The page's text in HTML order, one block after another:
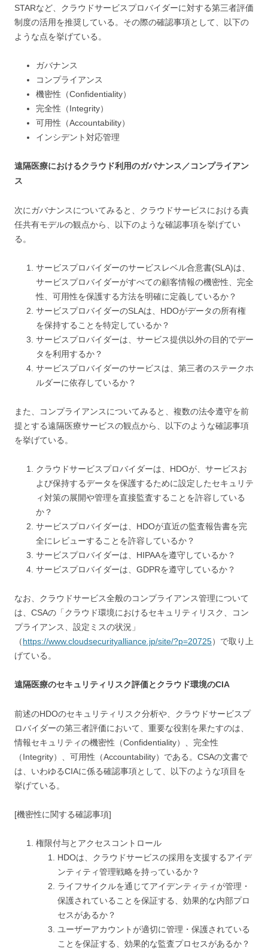
STARなど、クラウドサービスプロバイダーに対する第三者評価
制度の活用を推奨している。その際の確認事項として、以下の
ような点を挙げている。
ガバナンス
コンプライアンス
機密性（Confidentiality）
完全性（Integrity）
可用性（Accountability）
インシデント対応管理
遠隔医療におけるクラウド利用のガバナンス／コンプライアン
ス
次にガバナンスについてみると、クラウドサービスにおける責
任共有モデルの観点から、以下のような確認事項を挙げてい
る。
サービスプロバイダーのサービスレベル合意書(SLA)は、
サービスプロバイダーがすべての顧客情報の機密性、完全
性、可用性を保護する方法を明確に定義しているか？
サービスプロバイダーのSLAは、HDOがデータの所有権
を保持することを特定しているか？
サービスプロバイダーは、サービス提供以外の目的でデー
タを利用するか？
サービスプロバイダーのサービスは、第三者のステークホ
ルダーに依存しているか？
また、コンプライアンスについてみると、複数の法令遵守を前
提とする遠隔医療サービスの観点から、以下のような確認事項
を挙げている。
クラウドサービスプロバイダーは、HDOが、サービスお
よび保持するデータを保護するために設定したセキュリテ
ィ対策の展開や管理を直接監査することを許容している
か？
サービスプロバイダーは、HDOが直近の監査報告書を完
全にレビューすることを許容しているか？
サービスプロバイダーは、HIPAAを遵守しているか？
サービスプロバイダーは、GDPRを遵守しているか？
なお、クラウドサービス全般のコンプライアンス管理について
は、CSAの「クラウド環境におけるセキュリティリスク、コン
プライアンス、設定ミスの状況」
（https://www.cloudsecurityalliance.jp/site/?p=20725）で取り上
げている。
遠隔医療のセキュリティリスク評価とクラウド環境のCIA
前述のHDOのセキュリティリスク分析や、クラウドサービスプ
ロバイダーの第三者評価において、重要な役割を果たすのは、
情報セキュリティの機密性（Confidentiality）、完全性
（Integrity）、可用性（Accountability）である。CSAの文書で
は、いわゆるCIAに係る確認事項として、以下のような項目を
挙げている。
[機密性に関する確認事項]
権限付与とアクセスコントロール
HDOは、クラウドサービスの採用を支援するアイデ
ンティティ管理戦略を持っているか？
ライフサイクルを通じてアイデンティティが管理・
保護されていることを保証する、効果的な内部プロ
セスがあるか？
ユーザーアカウントが適切に管理・保護されている
ことを保証する、効果的な監査プロセスがあるか？